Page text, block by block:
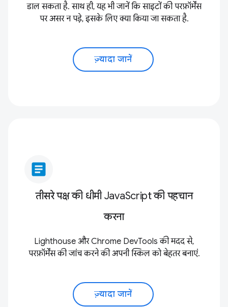
डाल सकता है. साथ ही, यह भी जानें कि साइटों की परफ़ॉर्मेंस
पर असर न पड़े, इसके लिए क्या किया जा सकता है.
ज़्यादा जानें
article
तीसरे पक्ष की धीमी JavaScript की पहचान
करना
Lighthouse और Chrome DevTools की मदद से,
परफ़ॉर्मेंस की जांच करने की अपनी स्किल को बेहतर बनाएं.
ज़्यादा जानें